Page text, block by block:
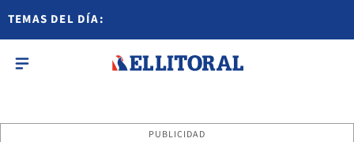
TEMAS DEL DÍA:
PUBLICIDAD